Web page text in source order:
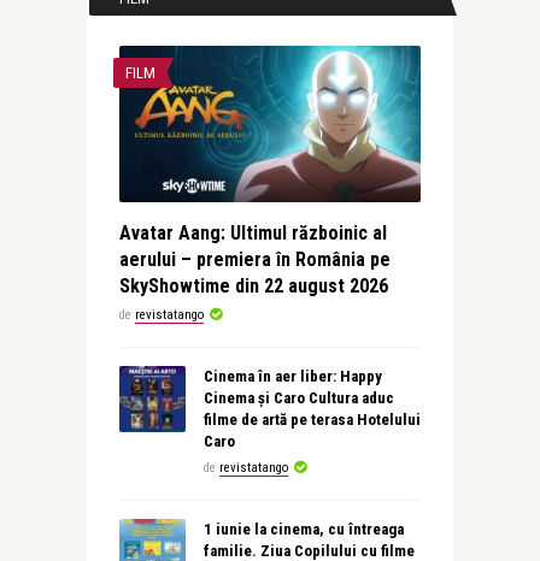
FILM
Avatar Aang: Ultimul războinic al
aerului – premiera în România pe
SkyShowtime din 22 august 2026
de revistatango
Cinema în aer liber: Happy
Cinema și Caro Cultura aduc
filme de artă pe terasa Hotelului
Caro
de revistatango
1 iunie la cinema, cu întreaga
familie. Ziua Copilului cu filme